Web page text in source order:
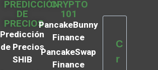
PREDICCIÓN
DE
PRECIOS
Predicción
de Precios
SHIB
CRYPTO
101
PancakeBunny
Finance
PancakeSwap
Finance
C
r